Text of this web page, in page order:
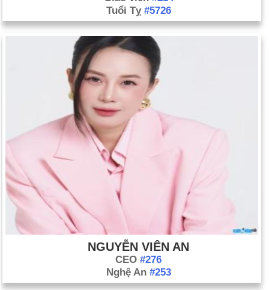
Tuổi Tỵ #5726
NGUYỄN VIÊN AN
CEO #276
Nghệ An #253